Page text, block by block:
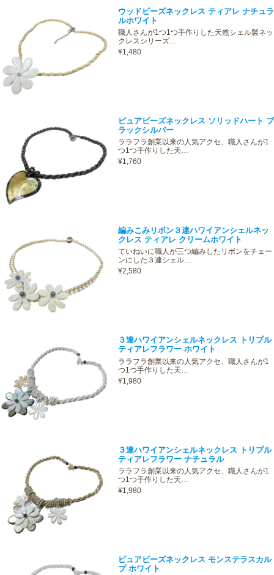
ウッドビーズネックレス ティアレ ナチュラ
ルホワイト
職人さんが1つ1つ手作りした天然シェル製ネッ
クレスシリーズ…
¥1,480
ピュアビーズネックレス ソリッドハート ブ
ラックシルバー
ララフラ創業以来の人気アクセ、職人さんが1
つ1つ手作りした天…
¥1,760
編みこみリボン３連ハワイアンシェルネッ
クレス ティアレ クリームホワイト
ていねいに職人が三つ編みしたリボンをチェー
ンにした３連シェル…
¥2,580
３連ハワイアンシェルネックレス トリプル
ティアレフラワー ホワイト
ララフラ創業以来の人気アクセ、職人さんが1
つ1つ手作りした天…
¥1,980
３連ハワイアンシェルネックレス トリプル
ティアレフラワー ナチュラル
ララフラ創業以来の人気アクセ、職人さんが1
つ1つ手作りした天…
¥1,980
ピュアビーズネックレス モンステラスカル
プ ホワイト